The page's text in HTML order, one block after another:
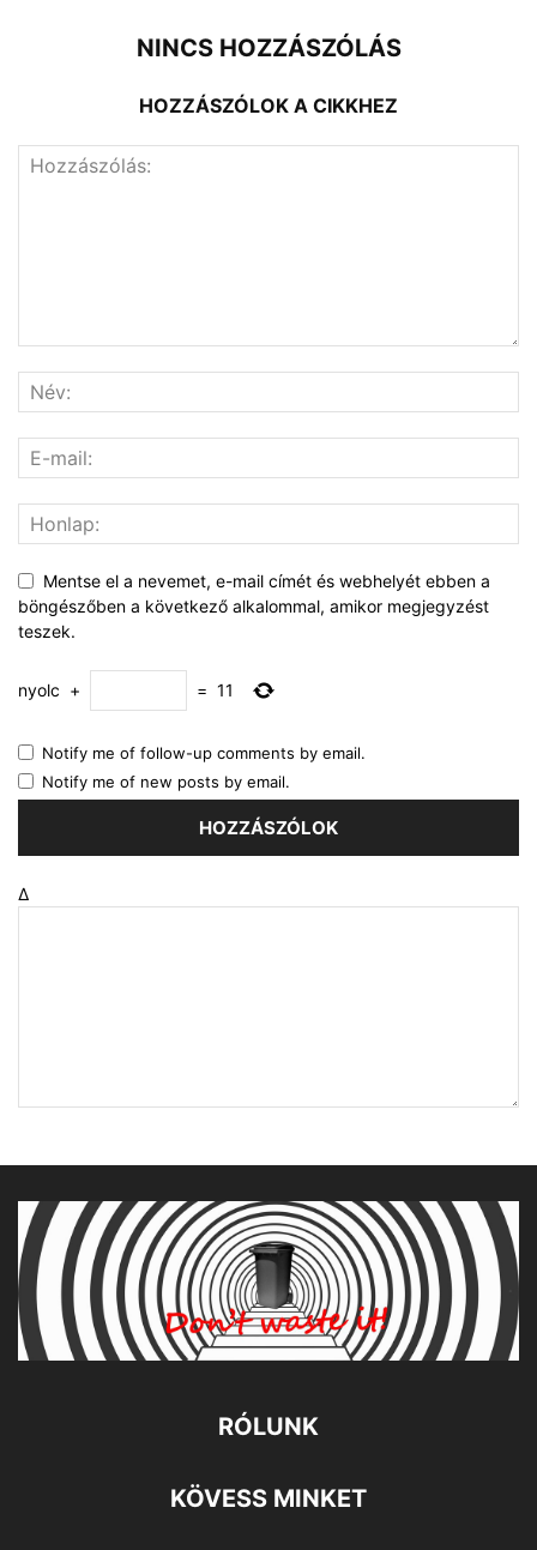
NINCS HOZZÁSZÓLÁS
HOZZÁSZÓLOK A CIKKHEZ
Mentse el a nevemet, e-mail címét és webhelyét ebben a
böngészőben a következő alkalommal, amikor megjegyzést
teszek.
nyolc + = 11
Notify me of follow-up comments by email.
Notify me of new posts by email.
Δ
RÓLUNK
KÖVESS MINKET